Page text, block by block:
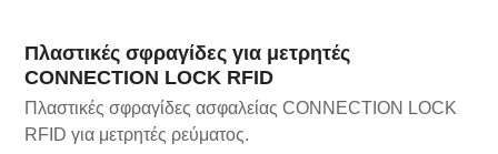
Πλαστικές σφραγίδες για μετρητές
CONNECTION LOCK RFID
Πλαστικές σφραγίδες ασφαλείας CONNECTION LOCK
RFID για μετρητές ρεύματος.